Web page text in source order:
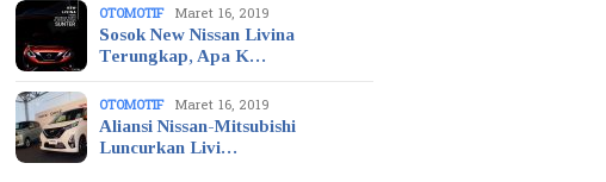
OTOMOTIF Maret 16, 2019
Sosok New Nissan Livina
Terungkap, Apa K…
OTOMOTIF Maret 16, 2019
Aliansi Nissan-Mitsubishi
Luncurkan Livi…